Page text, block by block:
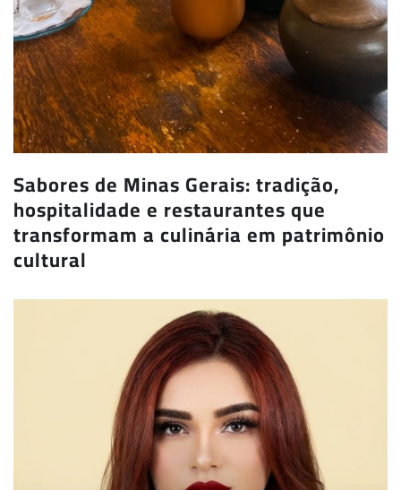
Sabores de Minas Gerais: tradição,
hospitalidade e restaurantes que
transformam a culinária em patrimônio
cultural